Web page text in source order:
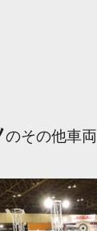
のその他車両